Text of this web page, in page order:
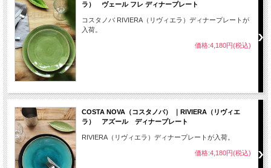
ラ） ヴェール フレ ディナープレート
コスタノバ RIVIERA（リヴィエラ）ディナープレートが
入荷。
価格:4,180円(税込)
COSTA NOVA（コスタノバ） ｜RIVIERA（リヴィエ
ラ） アズール ディナープレート
RIVIERA（リヴィエラ）ディナープレートが入荷。
価格:4,180円(税込)